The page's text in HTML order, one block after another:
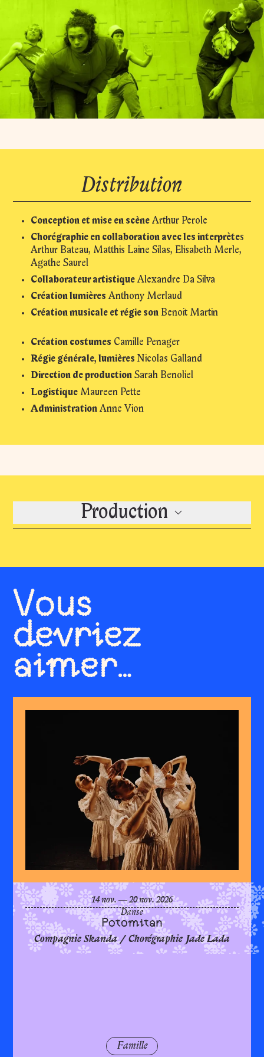
Distribution
Conception et mise en scène Arthur Perole
Chorégraphie en collaboration avec les interprètes
Arthur Bateau, Matthis Laine Silas, Elisabeth Merle,
Agathe Saurel
Collaborateur artistique Alexandre Da Silva
Création lumières Anthony Merlaud
Création musicale et régie son Benoit Martin
Création costumes Camille Penager
Régie générale, lumières Nicolas Galland
Direction de production Sarah Benoliel
Logistique Maureen Pette
Administration Anne Vion
Production
Vous
devriez
aimer…
Potomitan
Compagnie Skanda / Chorégraphie Jade Lada
du
14 novembre
nov. ―au
20novembre
nov. 2026
Danse
Famille